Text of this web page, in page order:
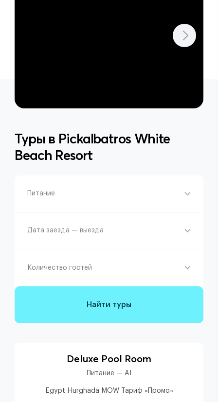
Туры в Pickalbatros White
Beach Resort
Питание
Дата заезда — выезда
Количество гостей
Найти туры
Deluxe Pool Room
Питание — AI
Egypt Hurghada MOW Тариф «Промо»